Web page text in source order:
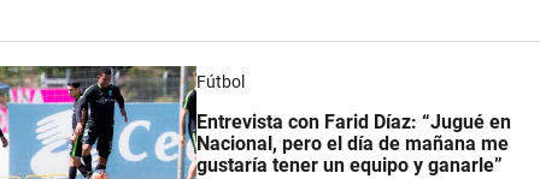
Fútbol
Entrevista con Farid Díaz: “Jugué en
Nacional, pero el día de mañana me
gustaría tener un equipo y ganarle”